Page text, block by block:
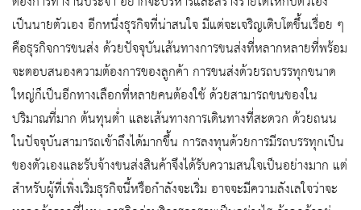
เป็นนายตัวเอง อีกหนึ่งธุรกิจที่น่าสนใจ มีแต่จะเจริญเติบโตขึ้นเรื่อย ๆ
คือธุรกิจการขนส่ง ด้วยปัจจุบันเส้นทางการขนส่งที่หลากหลายที่พร้อม
จะตอบสนองความต้องการของลูกค้า การขนส่งด้วยรถบรรทุกขนาด
ใหญ่ก็เป็นอีกทางเลือกที่หลายคนต้องใช้ ด้วยสามารถขนของใน
ปริมาณที่มาก ต้นทุนต่ำ และเส้นทางการเดินทางที่สะดวก ด้วยถนน
ในปัจจุบันสามารถเข้าถึงได้มากขึ้น การลงทุนด้วยการมีรถบรรทุกเป็น
ของตัวเองและรับจ้างขนส่งสินค้าจึงได้รับความสนใจเป็นอย่างมาก แต่
สำหรับผู้ที่เพิ่งเริ่มธุรกิจนี้หรือกำลังจะเริ่ม อาจจะมีความลังเลใจว่าจะ